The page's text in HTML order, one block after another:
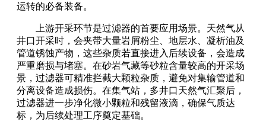
运转的必备装备。
上游开采环节是过滤器的首要应用场景。天然气从
井口开采时，会夹带大量岩屑粉尘、地层水、凝析油及
管道锈蚀产物，这些杂质若直接进入后续设备，会造成
严重磨损与堵塞。在砂岩气藏等砂粒含量较高的开采场
景，过滤器可精准拦截大颗粒杂质，避免对集输管道和
分离设备造成损伤。在集气站，多井口天然气汇聚后，
过滤器进一步净化微小颗粒和残留液滴，确保气质达
标，为后续处理工序奠定基础。